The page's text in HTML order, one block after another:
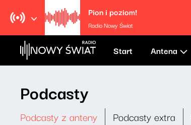
Pion i poziom!
Radio Nowy Świat
Start Antena
Podcasty
Podcasty z anteny Podcasty extra